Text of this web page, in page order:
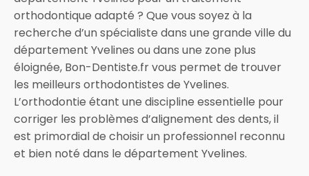
orthodontique adapté ? Que vous soyez à la
recherche d’un spécialiste dans une grande ville du
département Yvelines ou dans une zone plus
éloignée, Bon-Dentiste.fr vous permet de trouver
les meilleurs orthodontistes de Yvelines.
L’orthodontie étant une discipline essentielle pour
corriger les problèmes d’alignement des dents, il
est primordial de choisir un professionnel reconnu
et bien noté dans le département Yvelines.